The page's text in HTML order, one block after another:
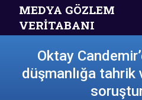
MEDYA GÖZLEM
VERİTABANI
Oktay
düşmanlığa tahrik